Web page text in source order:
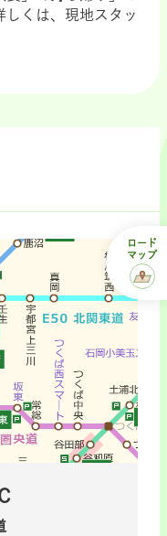
しくは、現地スタッ
ロード
マップ